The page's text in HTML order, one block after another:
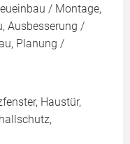
/ Montage,
Ausbesserung /
Planung /
Haustür,